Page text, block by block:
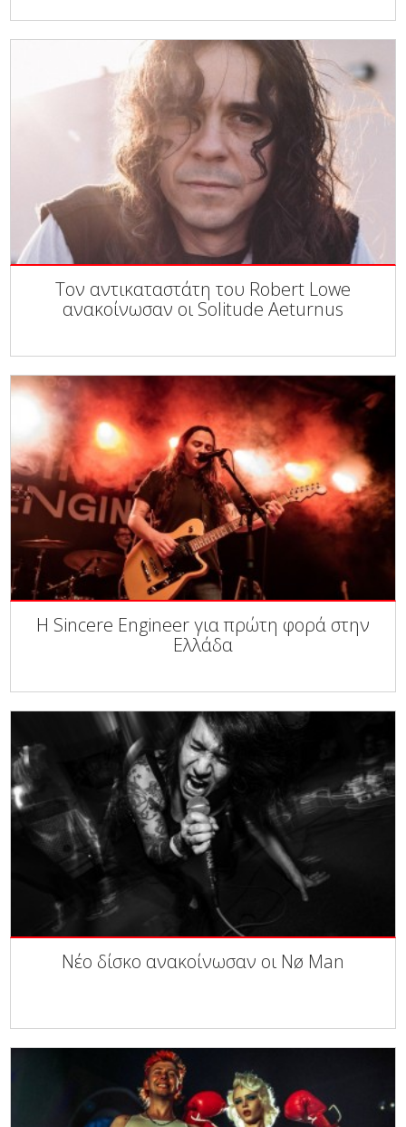
Τον αντικαταστάτη του Robert Lowe
ανακοίνωσαν οι Solitude Aeturnus
Η Sincere Engineer για πρώτη φορά στην
Ελλάδα
Νέο δίσκο ανακοίνωσαν οι Nø Man